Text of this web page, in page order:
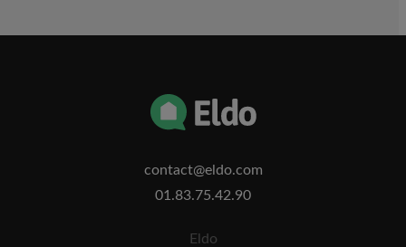
contact@eldo.com
01.83.75.42.90
Eldo